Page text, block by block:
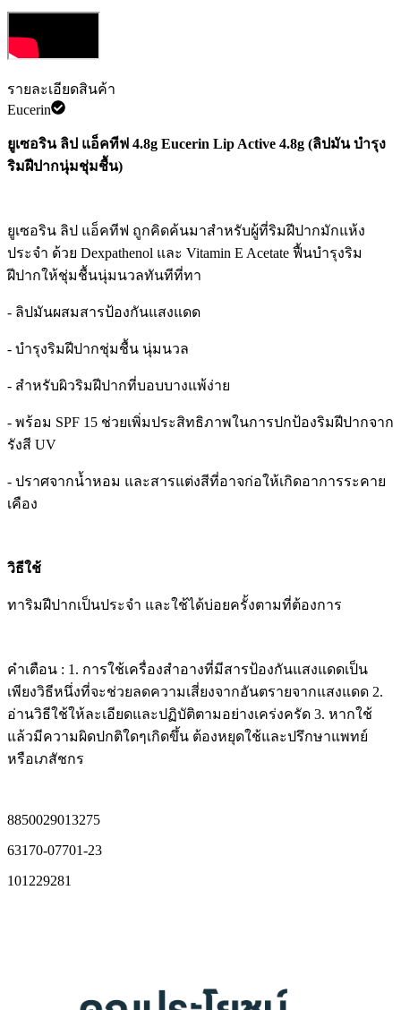
รายละเอียดสินค้า
Eucerin
ยูเซอริน ลิป แอ็คทีฟ 4.8g Eucerin Lip Active 4.8g (ลิปมัน บำรุง
ริมฝีปากนุ่มชุ่มชื้น)
ยูเซอริน ลิป แอ็คทีฟ ถูกคิดค้นมาสำหรับผู้ที่ริมฝีปากมักแห้ง
ประจำ ด้วย Dexpathenol และ Vitamin E Acetate ฟื้นบำรุงริม
ฝีปากให้ชุ่มชื้นนุ่มนวลทันทีที่ทา
- ลิปมันผสมสารป้องกันแสงแดด
- บำรุงริมฝีปากชุ่มชื้น นุ่มนวล
- สำหรับผิวริมฝีปากที่บอบบางแพ้ง่าย
- พร้อม SPF 15 ช่วยเพิ่มประสิทธิภาพในการปกป้องริมฝีปากจาก
รังสี UV
- ปราศจากน้ำหอม และสารแต่งสีที่อาจก่อให้เกิดอาการระคาย
เคือง
วิธีใช้
ทาริมฝีปากเป็นประจำ และใช้ได้บ่อยครั้งตามที่ต้องการ
คำเตือน : 1. การใช้เครื่องสำอางที่มีสารป้องกันแสงแดดเป็น
เพียงวิธีหนึ่งที่จะช่วยลดความเสี่ยงจากอันตรายจากแสงแดด 2.
อ่านวิธีใช้ให้ละเอียดและปฏิบัติตามอย่างเคร่งครัด 3. หากใช้
แล้วมีความผิดปกติใดๆเกิดขึ้น ต้องหยุดใช้และปรึกษาแพทย์
หรือเภสัชกร
8850029013275
63170-07701-23
101229281